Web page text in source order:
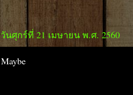
วันศุกร์ที่ 21 เมษายน พ.ศ. 2560
Maybe